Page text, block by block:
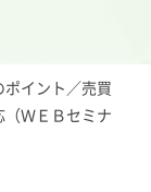
ポイント／売買
（ＷＥＢセミナ